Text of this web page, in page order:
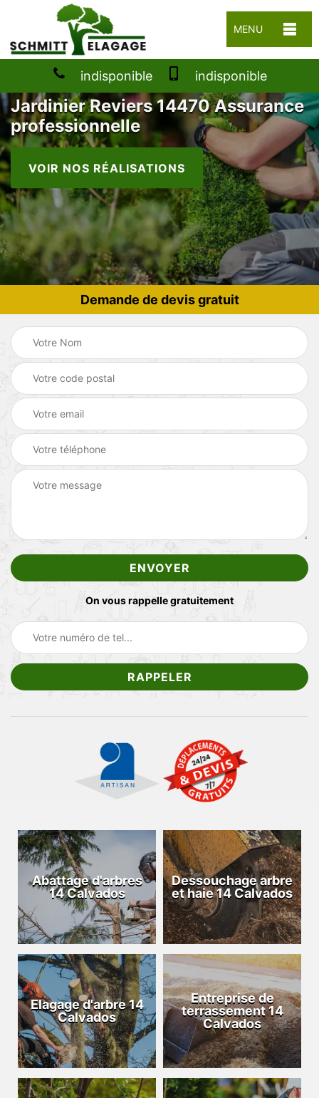
MENU
indisponible indisponible
Jardinier Reviers 14470 Assurance
professionnelle
VOIR NOS RÉALISATIONS
Demande de devis gratuit
On vous rappelle gratuitement
Abattage d'arbres
14 Calvados
Dessouchage arbre
et haie 14 Calvados
Elagage d'arbre 14
Calvados
Entreprise de
terrassement 14
Calvados